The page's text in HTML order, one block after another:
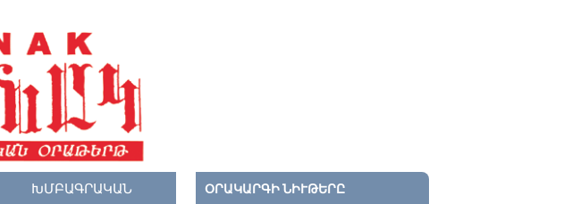
ԽՄԲԱԳՐԱԿԱՆ ՕՐԱԿԱՐԳԻ ՆԻՒԹԵՐԸ